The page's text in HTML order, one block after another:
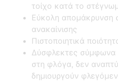
τοίχο κατά το
Εύκολη απομάκρυνση
ανακαίνισης
Πιστοποιητικά
Δύσφλεκτες σύμφωνα
στη φλόγα, δεν
δημιουργούν